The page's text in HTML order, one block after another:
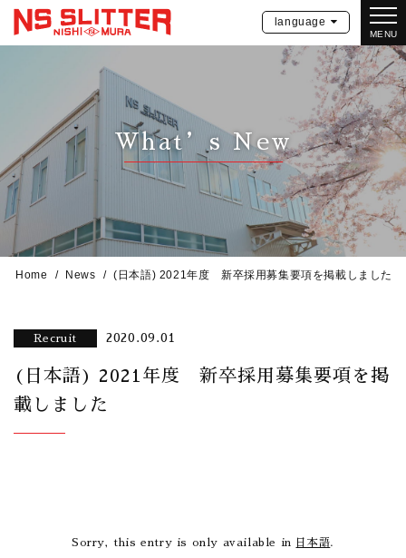
MENU
language
What’s New
Home News (日本語) 2021年度 新卒採用募集要項を掲載しました
Recruit 2020.09.01
(日本語) 2021年度 新卒採用募集要項を掲
載しました
Sorry, this entry is only available in 日本語.